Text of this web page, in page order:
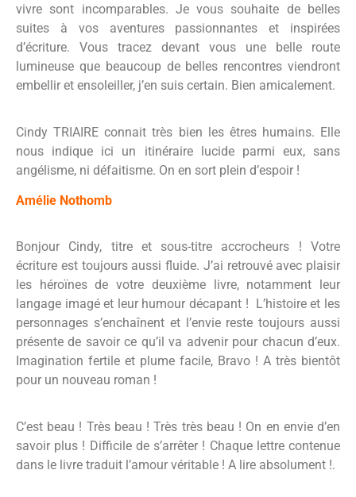
vivre sont incomparables. Je vous souhaite de belles
suites à vos aventures passionnantes et inspirées
d’écriture. Vous tracez devant vous une belle route
lumineuse que beaucoup de belles rencontres viendront
embellir et ensoleiller, j’en suis certain. Bien amicalement.
Cindy TRIAIRE connait très bien les êtres humains. Elle
nous indique ici un itinéraire lucide parmi eux, sans
angélisme, ni défaitisme. On en sort plein d’espoir !
Amélie Nothomb
Bonjour Cindy, titre et sous-titre accrocheurs ! Votre
écriture est toujours aussi fluide. J’ai retrouvé avec plaisir
les héroïnes de votre deuxième livre, notamment leur
langage imagé et leur humour décapant ! L’histoire et les
personnages s’enchaînent et l’envie reste toujours aussi
présente de savoir ce qu’il va advenir pour chacun d’eux.
Imagination fertile et plume facile, Bravo ! A très bientôt
pour un nouveau roman !
C’est beau ! Très beau ! Très très beau ! On en envie d’en
savoir plus ! Difficile de s’arrêter ! Chaque lettre contenue
dans le livre traduit l’amour véritable ! A lire absolument !.